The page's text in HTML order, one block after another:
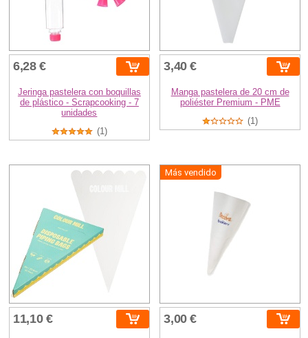
6,28 €
Jeringa pastelera con boquillas
de plástico - Scrapcooking - 7
unidades
(1)
3,40 €
Manga pastelera de 20 cm de
poliéster Premium - PME
(1)
11,10 €
Más vendido
3,00 €